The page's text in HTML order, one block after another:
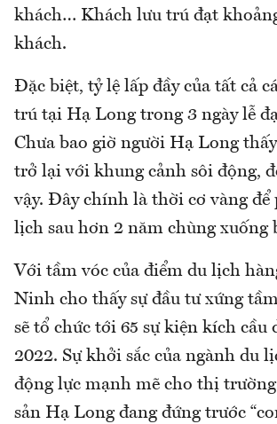
khách… Khách lưu trú đạt
khách.
Đặc biệt, tỷ lệ lấp đầy của tất cả
trú tại Hạ Long trong 3 ngày lễ
Chưa bao giờ người Hạ Long
trở lại với khung cảnh sôi động,
vậy. Đây chính là thời cơ vàng để
lịch sau hơn 2 năm chùng xuống
Với tầm vóc của điểm du lịch
Ninh cho thấy sự đầu tư xứng
sẽ tổ chức tới 65 sự kiện kích cầu
2022. Sự khởi sắc của ngành du
động lực mạnh mẽ cho thị
sản Hạ Long đang đứng trước